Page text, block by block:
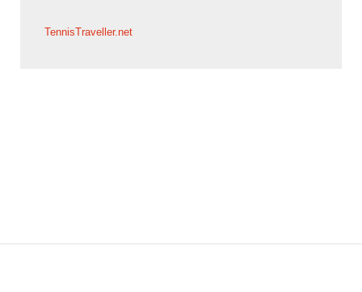
TennisTraveller.net